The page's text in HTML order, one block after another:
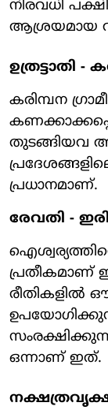
നിരവധി
ആശ്രയമായ
ഉത്രട്ടാതി -
കരിമ്പന
തുടങ്ങിയവ
പ്രധാനമാണ്.
രേവതി -
പ്രതീകമാണ്
രീതികളില്‍
ഒന്നാണ് ഇത്.